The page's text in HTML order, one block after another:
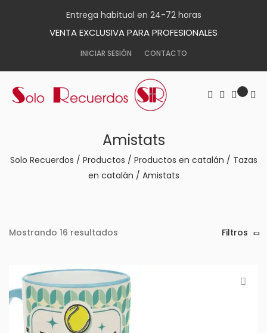
Entrega habitual en 24-72 horas
VENTA EXCLUSIVA PARA PROFESIONALES
INICIAR SESIÓN CONTACTO
Amistats
Solo Recuerdos / Productos / Productos en catalán / Tazas
en catalán / Amistats
Mostrando 16 resultados Filtros